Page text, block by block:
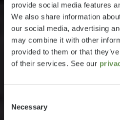
provide social media features
We also share information
our social media, advertising
may combine it with other
provided to them or that
of their services. See our
Selection
Necessary